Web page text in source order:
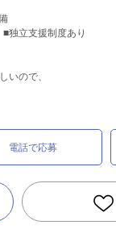
立支援制度あり
いので、
電話で応募